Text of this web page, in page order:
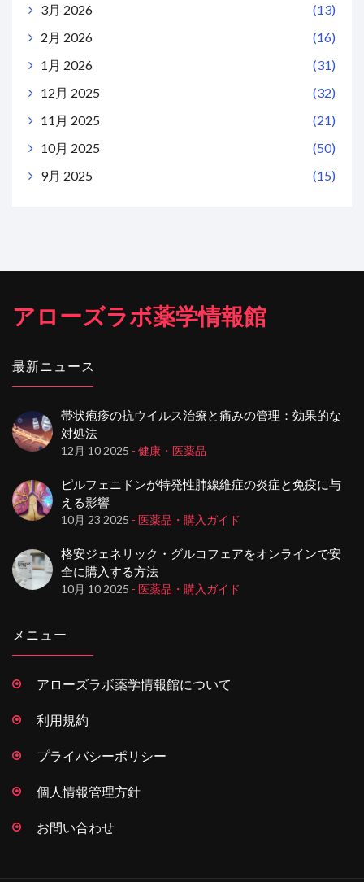
3月 2026
(13)
2月 2026
(16)
1月 2026
(31)
12月 2025
(32)
11月 2025
(21)
10月 2025
(50)
9月 2025
(15)
アローズラボ薬学情報館
最新ニュース
帯状疱疹の抗ウイルス治療と痛みの管理：効果的な
対処法
12月 10 2025 - 健康・医薬品
ピルフェニドンが特発性肺線維症の炎症と免疫に与
える影響
10月 23 2025 - 医薬品・購入ガイド
格安ジェネリック・グルコフェアをオンラインで安
全に購入する方法
10月 10 2025 - 医薬品・購入ガイド
メニュー
アローズラボ薬学情報館について
利用規約
プライバシーポリシー
個人情報管理方針
お問い合わせ